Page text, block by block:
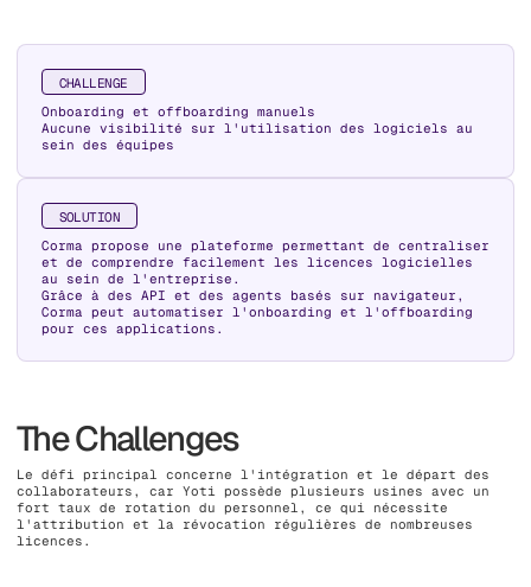
CHALLENGE
Onboarding et offboarding manuels
Aucune visibilité sur l'utilisation des logiciels au
sein des équipes
SOLUTION
Corma propose une plateforme permettant de centraliser
et de comprendre facilement les licences logicielles
au sein de l'entreprise.
Grâce à des API et des agents basés sur navigateur,
Corma peut automatiser l'onboarding et l'offboarding
pour ces applications.
The Challenges
Le défi principal concerne l'intégration et le départ des
collaborateurs, car Yoti possède plusieurs usines avec un
fort taux de rotation du personnel, ce qui nécessite
l'attribution et la révocation régulières de nombreuses
licences.